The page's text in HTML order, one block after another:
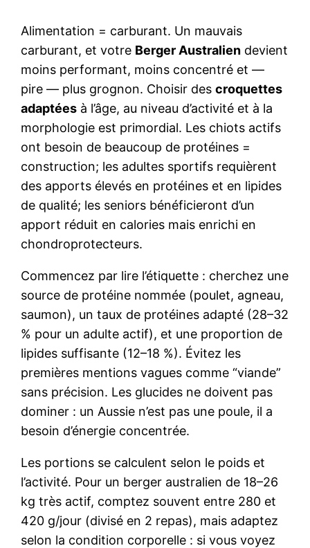
Alimentation = carburant. Un mauvais
carburant, et votre Berger Australien devient
moins performant, moins concentré et —
pire — plus grognon. Choisir descroquettes
adaptées à l’âge, au niveau d’activité et à la
morphologie est primordial. Les chiots actifs
ont besoin de beaucoup de protéines =
construction; les adultes sportifs requièrent
des apports élevés en protéines et en lipides
de qualité; les seniors bénéficieront d’un
apport réduit en calories mais enrichi en
chondroprotecteurs.
Commencez par lire l’étiquette : cherchez une
source de protéine nommée (poulet, agneau,
saumon), un taux de protéines adapté (28–32
% pour un adulte actif), et une proportion de
lipides suffisante (12–18 %). Évitez les
premières mentions vagues comme “viande”
sans précision. Les glucides ne doivent pas
dominer : un Aussie n’est pas une poule, il a
besoin d’énergie concentrée.
Les portions se calculent selon le poids et
l’activité. Pour un berger australien de 18–26
kg très actif, comptez souvent entre 280 et
420 g/jour (divisé en 2 repas), mais adaptez
selon la condition corporelle : si vous voyez